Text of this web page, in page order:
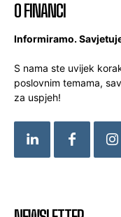
O FINANCI
Informiramo.
S nama ste uvijek
poslovnim temama,
za uspjeh!